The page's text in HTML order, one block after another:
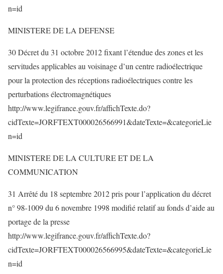
n=id
MINISTERE DE LA DEFENSE
30 Décret du 31 octobre 2012 fixant l’étendue des zones et les
servitudes applicables au voisinage d’un centre radioélectrique
pour la protection des réceptions radioélectriques contre les
perturbations électromagnétiques
http://www.legifrance.gouv.fr/affichTexte.do?
cidTexte=JORFTEXT000026566991&dateTexte=&categorieLie
n=id
MINISTERE DE LA CULTURE ET DE LA
COMMUNICATION
31 Arrêté du 18 septembre 2012 pris pour l’application du décret
n° 98-1009 du 6 novembre 1998 modifié relatif au fonds d’aide au
portage de la presse
http://www.legifrance.gouv.fr/affichTexte.do?
cidTexte=JORFTEXT000026566995&dateTexte=&categorieLie
n=id